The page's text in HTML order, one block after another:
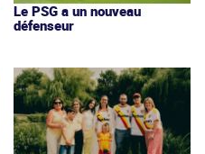
Le PSG a un nouveau
défenseur